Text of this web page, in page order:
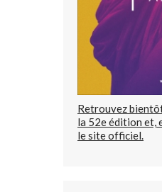
Retrouvez
la 52e édition et,
le site officiel.